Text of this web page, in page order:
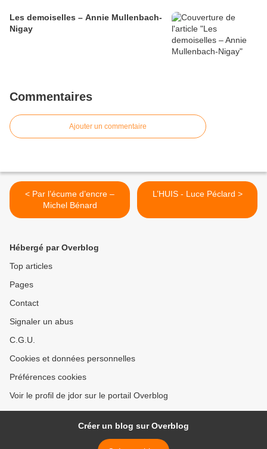
Les demoiselles – Annie Mullenbach-
Nigay
Commentaires
Ajouter un commentaire
< Par l’écume d’encre –
Michel Bénard
L’HUIS - Luce Péclard >
Hébergé par Overblog
Top articles
Pages
Contact
Signaler un abus
C.G.U.
Cookies et données personnelles
Préférences cookies
Voir le profil de jdor sur le portail Overblog
Créer un blog sur Overblog